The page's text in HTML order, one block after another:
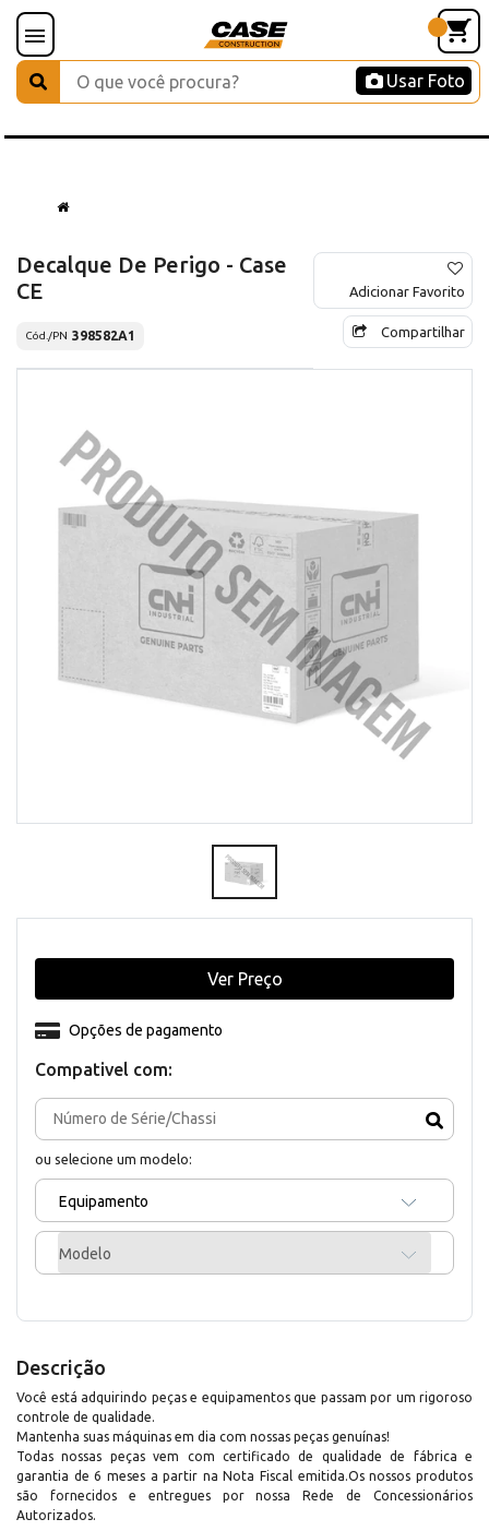
Usar Foto
Decalque De Perigo - Case
CE
Cód./PN 398582A1
Adicionar Favorito
Compartilhar
Compativel com:
ou selecione um modelo:
Equipamento
Modelo
Opções de pagamento
Ver Preço
Descrição
Você está adquirindo peças e equipamentos que passam por um rigoroso
controle de qualidade.
Mantenha suas máquinas em dia com nossas peças genuínas!
Todas nossas peças vem com certificado de qualidade de fábrica e
garantia de 6 meses a partir na Nota Fiscal emitida.Os nossos produtos
são fornecidos e entregues por nossa Rede de Concessionários
Autorizados.